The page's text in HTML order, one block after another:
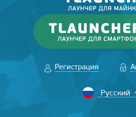
Регистрация